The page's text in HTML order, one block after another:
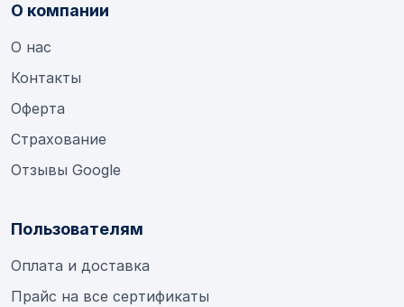
О компании
О нас
Контакты
Оферта
Страхование
Отзывы Google
Пользователям
Оплата и доставка
Прайс на все сертификаты